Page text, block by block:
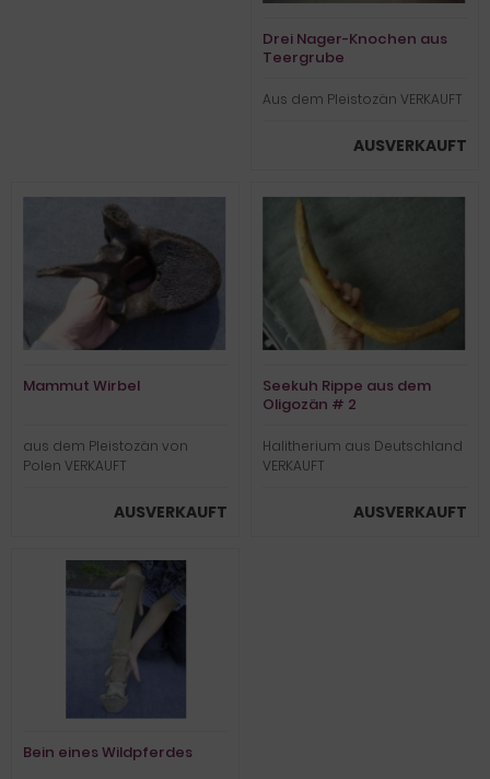
Drei Nager-Knochen aus
Teergrube
Aus dem Pleistozän VERKAUFT
AUSVERKAUFT
Mammut Wirbel
aus dem Pleistozän von
Polen VERKAUFT
AUSVERKAUFT
Seekuh Rippe aus dem
Oligozän # 2
Halitherium aus Deutschland
VERKAUFT
AUSVERKAUFT
Bein eines Wildpferdes